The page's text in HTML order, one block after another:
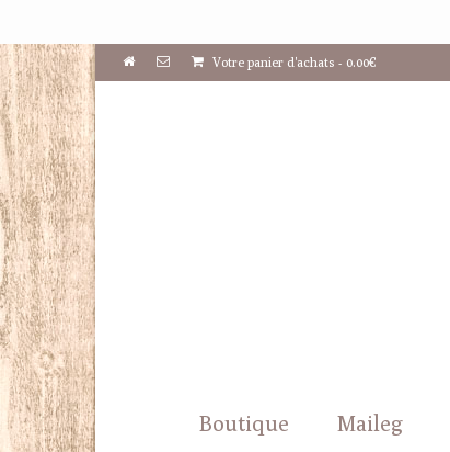
Votre panier d'achats - 0.00€
Boutique Maileg